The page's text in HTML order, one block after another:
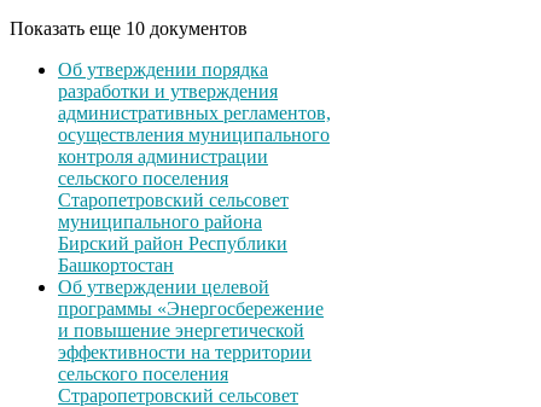
Показать еще 10 документов
Об утверждении порядка
разработки и утверждения
административных регламентов,
осуществления муниципального
контроля администрации
сельского поселения
Старопетровский сельсовет
муниципального района
Бирский район Республики
Башкортостан
Об утверждении целевой
программы «Энергосбережение
и повышение энергетической
эффективности на территории
сельского поселения
Страропетровский сельсовет